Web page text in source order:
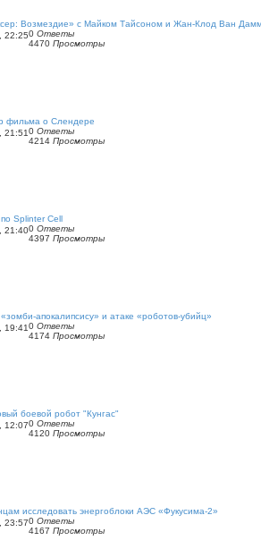
Возмездие» с Майком Тайсоном и Жан-Клод Ван
22:250 Ответы
4470 Просмотры
фильма о Слендере
21:510 Ответы
4214 Просмотры
Splinter Cell
21:400 Ответы
4397 Просмотры
апокалипсису» и атаке «роботов-убийц»
19:410 Ответы
4174 Просмотры
боевой робот "Кунгас"
12:070 Ответы
4120 Просмотры
исследовать энергоблоки АЭС «Фукусима-2»
23:570 Ответы
4167 Просмотры